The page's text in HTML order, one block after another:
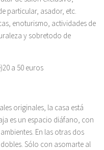
particular, asador, etc.
enoturismo, actividades de
y sobretodo de
a 50 euros
originales, la casa está
es un espacio diáfano, con
En las otras dos
Sólo con asomarte al